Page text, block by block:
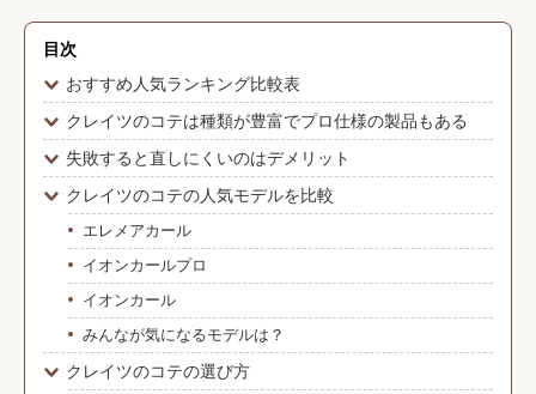
目次
おすすめ人気ランキング比較表
クレイツのコテは種類が豊富でプロ仕様の製品もある
失敗すると直しにくいのはデメリット
クレイツのコテの人気モデルを比較
エレメアカール
イオンカールプロ
イオンカール
みんなが気になるモデルは？
クレイツのコテの選び方